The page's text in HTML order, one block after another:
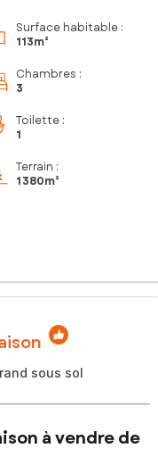
Surface habitable :
113m²
Chambres :
3
Toilette :
1
Terrain :
1 380m²
sous sol
à vendre de